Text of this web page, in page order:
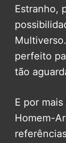
Estranho,
perfeito
tão
E por
Homem-